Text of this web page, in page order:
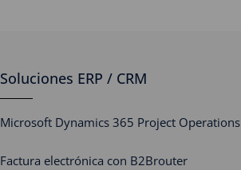
Soluciones ERP / CRM
Microsoft Dynamics 365 Project Operations
Factura electrónica con B2Brouter